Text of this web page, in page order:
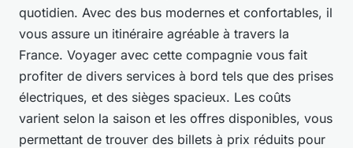
quotidien. Avec des bus modernes et confortables, il
vous assure un itinéraire agréable à travers la
France. Voyager avec cette compagnie vous fait
profiter de divers services à bord tels que des prises
électriques, et des sièges spacieux. Les coûts
varient selon la saison et les offres disponibles, vous
permettant de trouver des billets à prix réduits pour